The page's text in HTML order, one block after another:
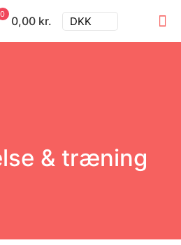
0 0,00 kr. DKK
& træning